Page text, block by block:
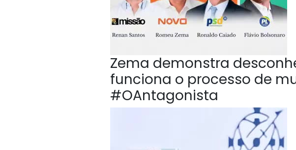
Zema demonstra
funciona o processo de
#OAntagonista